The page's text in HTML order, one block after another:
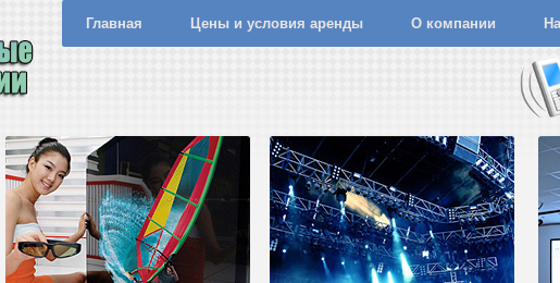
Главная Цены и условия аренды О компании